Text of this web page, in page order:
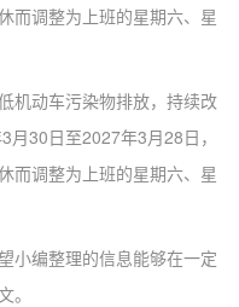
而调整为上班的星期六、星
动车污染物排放，持续改
30日至2027年3月28日，
而调整为上班的星期六、星
编整理的信息能够在一定
。